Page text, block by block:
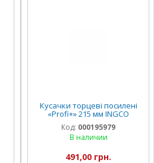
Кусачки торцеві посилені
«Profi+» 215 мм INGCO
INDUSTRIAL
Код: 000195979
В наличии
491,00 грн.